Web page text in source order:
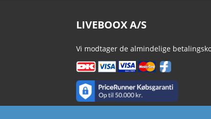
LIVEBOOX A/S
Vi modtager de almindelige